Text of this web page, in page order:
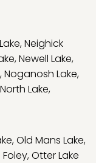
,Neighick
,Newell Lake,
,Noganosh Lake,
North Lake,
,Old Mans Lake,
Foley,Otter Lake